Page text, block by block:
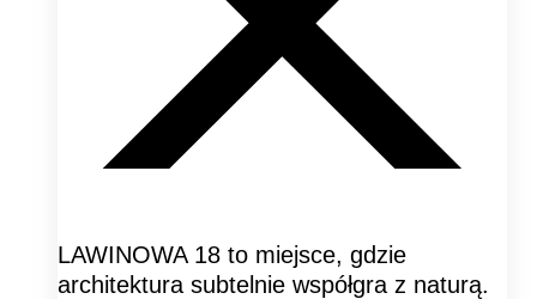
LAWINOWA 18 to miejsce, gdzie
architektura subtelnie współgra z naturą.